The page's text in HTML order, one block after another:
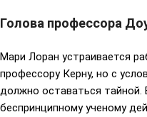
Голова профессора
Мари Лоран устраивается
профессору Керну, но с
должно оставаться тайной.
беспринципному ученому